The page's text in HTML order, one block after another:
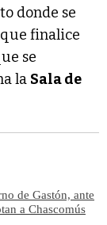
donde se
finalice
se
la Sala de
de Gastón, ante
a Chascomús